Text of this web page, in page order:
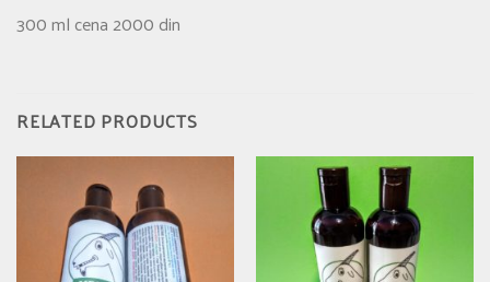
300 ml cena 2000 din
RELATED PRODUCTS